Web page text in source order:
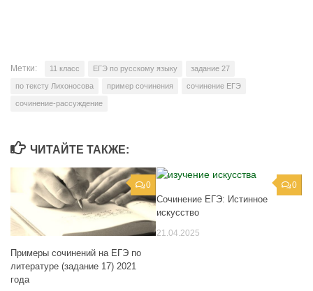
Метки: 11 класс ЕГЭ по русскому языку задание 27
по тексту Лихоносова пример сочинения сочинение ЕГЭ
сочинение-рассуждение
ЧИТАЙТЕ ТАКЖЕ:
0
Примеры сочинений на ЕГЭ по
литературе (задание 17) 2021
года
0
Сочинение ЕГЭ: Истинное
искусство
21.04.2025